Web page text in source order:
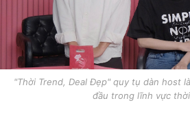
"Thời Trend, Deal Đẹp" quy tụ dàn host
đầu trong lĩnh vực